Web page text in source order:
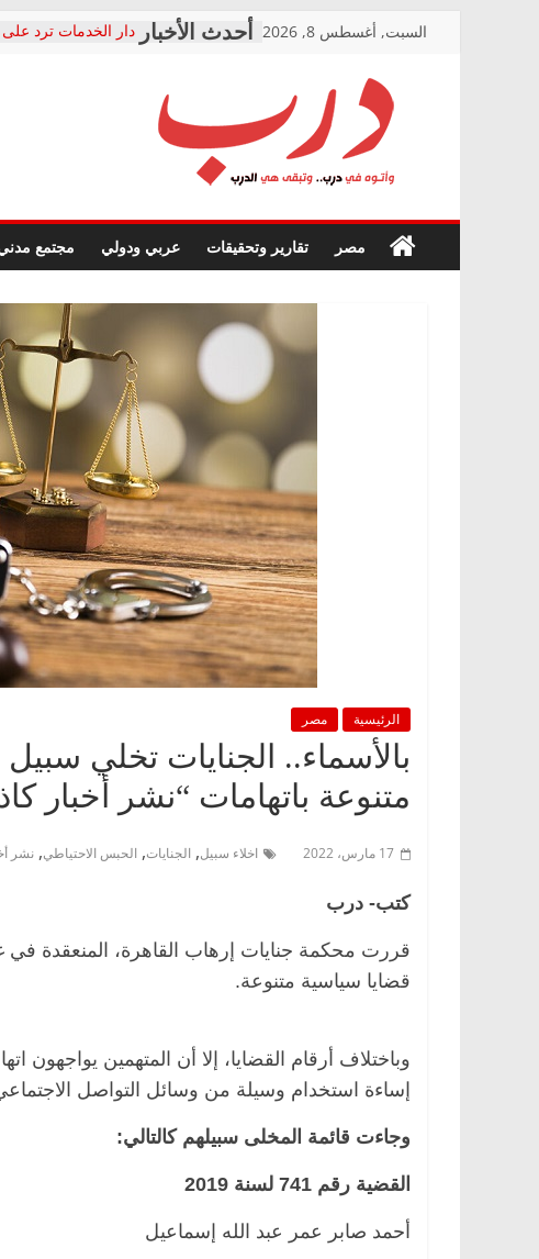
السبت, أغسطس 8, 2026
دار الخدمات ترد على
معاناة أصحاب
فرحات سليمان
حزب التحالف
صور .. اعتماد
الوزاري لمدينة
إنشاء المبنى الإداري
متابعة قضية
قرينة البراءة
حق أصيل
درب
في
درب..
مصر تقارير وتحقيقات عربي ودولي مجتمع
الرئيسية مصر
متنوعة باتهامات “نشر أخبار
17 مارس، 2022 اخلاء سبيل, الجنايات, الحبس الاحتياطي, نشر
كتب- درب
قضايا سياسية متنوعة.
وباختلاف أرقام القضايا، إلا أن المتهمين يواجهون
إساءة استخدام وسيلة من وسائل التواصل
وجاءت قائمة المخلى سبيلهم كالتالي:
القضية رقم 741 لسنة 2019
أحمد صابر عمر عبد الله إسماعيل
الرئيسية مصر ناس وناس
في ذكرى رحيله.. د. نور فرحات
قانوني دافع عن قضايا الوطن
للحرية (بروفايل)
26 يناير، 2026
فاروق.. خبير اقتصادي
ميلاده وحيداً على أبواب